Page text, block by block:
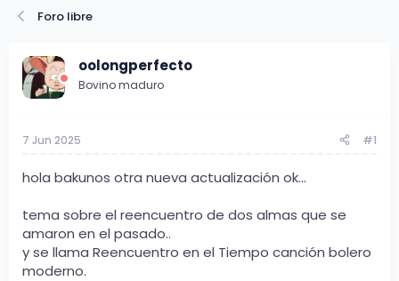
t
r
d
e
t
m
a
d
e
o
Foro libre
oolongperfecto
Bovino maduro
7 Jun 2025 #1
hola bakunos otra nueva actualización ok...
tema sobre el reencuentro de dos almas que se
amaron en el pasado..
y se llama Reencuentro en el Tiempo canción bolero
moderno.